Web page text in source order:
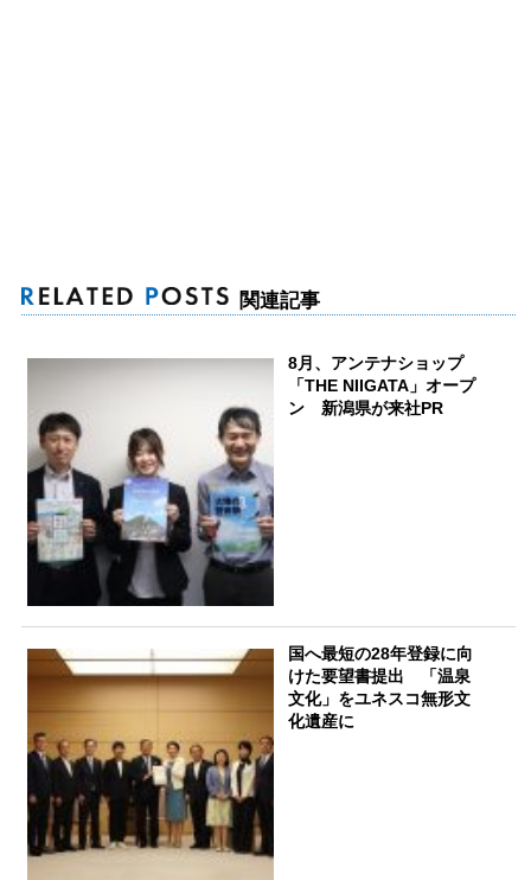
関連記事
8月、アンテナショップ
「THE NIIGATA」オープ
ン 新潟県が来社PR
国へ最短の28年登録に向
けた要望書提出 「温泉
文化」をユネスコ無形文
化遺産に